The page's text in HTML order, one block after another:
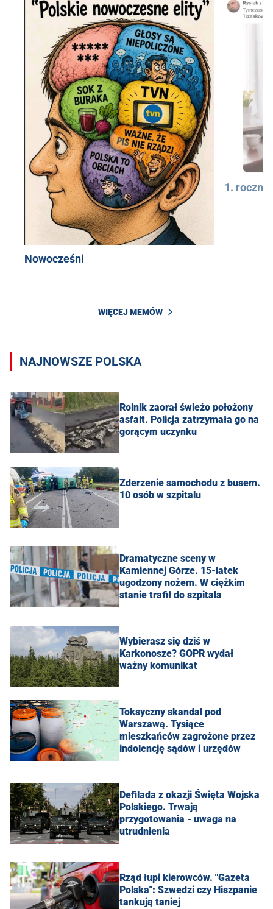
Nowocześni
1.
WIĘCEJ MEMÓW
NAJNOWSZE POLSKA
Rolnik zaorał świeżo położony
asfalt. Policja zatrzymała go na
gorącym uczynku
Zderzenie samochodu z busem.
10 osób w szpitalu
Dramatyczne sceny w
Kamiennej Górze. 15-latek
ugodzony nożem. W ciężkim
stanie trafił do szpitala
Wybierasz się dziś w
Karkonosze? GOPR wydał
ważny komunikat
Toksyczny skandal pod
Warszawą. Tysiące
mieszkańców zagrożone przez
indolencję sądów i urzędów
Defilada z okazji Święta Wojska
Polskiego. Trwają
przygotowania - uwaga na
utrudnienia
Rząd łupi kierowców. "Gazeta
Polska": Szwedzi czy Hiszpanie
tankują taniej